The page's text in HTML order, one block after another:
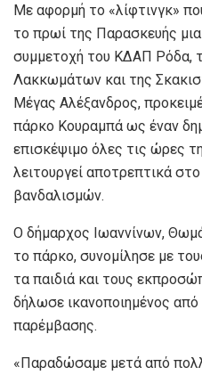
Με αφορμή το «λίφτινγκ»
το πρωί της Παρασκευής
συμμετοχή του ΚΔΑΠ Ρόδα,
Λακκωμάτων και της
Μέγας Αλέξανδρος,
πάρκο Κουραμπά ως έναν
επισκέψιμο όλες τις ώρες
λειτουργεί αποτρεπτικά
βανδαλισμών.
Ο δήμαρχος Ιωαννίνων,
το πάρκο, συνομίλησε με
τα παιδιά και τους
δήλωσε ικανοποιημένος
παρέμβασης.
«Παραδώσαμε μετά από